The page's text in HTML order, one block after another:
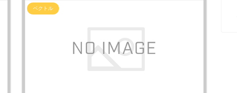
ベクトル